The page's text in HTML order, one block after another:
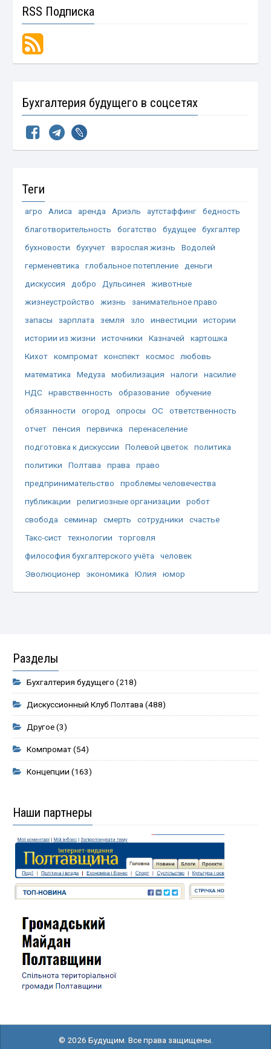
RSS Подписка
Бухгалтерия будущего в соцсетях
Теги
агро Алиса аренда Ариэль аутстаффинг
бедность
благотворительность
богатство будущее
бухгалтер
бухновости
бухучет взрослая жизнь
Водолей
герменевтика
глобальное потепление
деньги
дискуссия
добро Дульсинея
животные
жизнеустройство
жизнь
занимательное право
запасы
зарплата земля зло инвестиции
истории
истории из жизни
источники Казначей
картошка
Кихот
компромат конспект космос
любовь
математика
Медуза мобилизация налоги
насилие
НДС
нравственность образование
обучение
обязанности
огород опросы ОС
ответственность
отчет
пенсия первичка
перенаселение
подготовка к дискуссии
Полевой цветок
политика
политики
Полтава права
право
предпринимательство
проблемы человечества
публикации
религиозные организации
робот
свобода
семинар смерть сотрудники
счастье
Такс-сист
технологии
торговля
философия бухгалтерского учёта
человек
Эволюционер
экономика Юлия юмор
Разделы
Бухгалтерия будущего (218)
Дискуссионный Клуб Полтава(488)
Другое(3)
Компромат(54)
Концепции (163)
Наши партнеры
© 2026 Будущим. Все права защищены.